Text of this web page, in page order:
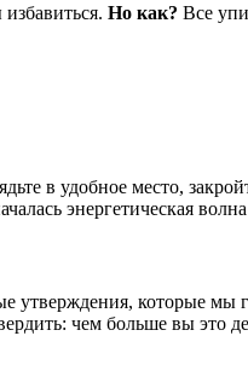
Но как? Все
в удобное место,
энергетическая
утверждения, которые
чем больше вы это